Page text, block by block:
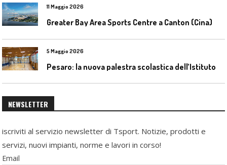
11 Maggio 2026
Greater Bay Area Sports Centre a Canton (Cina)
5 Maggio 2026
NEWSLETTER
iscriviti al servizio newsletter di Tsport. Notizie, prodotti e
servizi, nuovi impianti, norme e lavori in corso!
Email